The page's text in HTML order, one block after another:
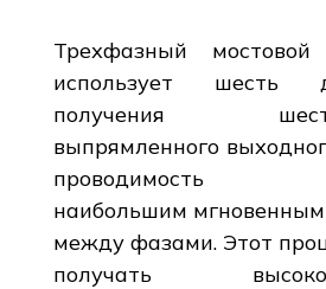
Трехфазный мостовой
использует шесть
получения
выпрямленного
проводимость
наибольшим
между фазами. Этот
получать